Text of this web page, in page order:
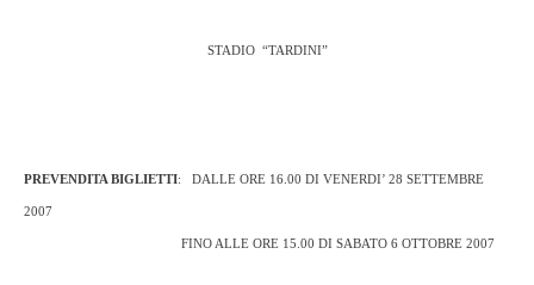
STADIO “TARDINI”
PREVENDITA BIGLIETTI: DALLE ORE 16.00 DI VENERDI’ 28 SETTEMBRE
2007
FINO ALLE ORE 15.00 DI SABATO 6 OTTOBRE 2007